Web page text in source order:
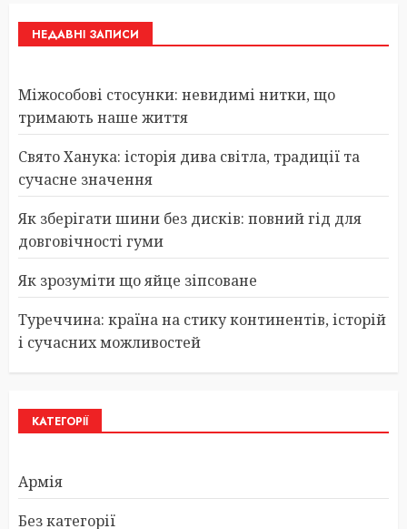
НЕДАВНІ ЗАПИСИ
Міжособові стосунки: невидимі нитки, що
тримають наше життя
Свято Ханука: історія дива світла, традиції та
сучасне значення
Як зберігати шини без дисків: повний гід для
довговічності гуми
Як зрозуміти що яйце зіпсоване
Туреччина: країна на стику континентів, історій
і сучасних можливостей
КАТЕГОРІЇ
Армія
Без категорії